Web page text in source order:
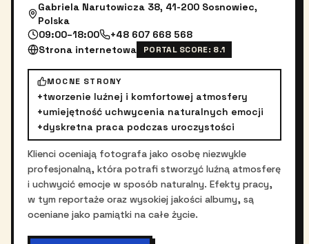
Gabriela Narutowicza 38, 41-200 Sosnowiec,
Polska
09:00–18:00
+48 607 668 568
Strona internetowa
PORTAL SCORE: 8.1
MOCNE STRONY
+tworzenie luźnej i komfortowej atmosfery
+umiejętność uchwycenia naturalnych emocji
+dyskretna praca podczas uroczystości
Klienci oceniają fotografa jako osobę niezwykle
profesjonalną, która potrafi stworzyć luźną atmosferę
i uchwycić emocje w sposób naturalny. Efekty pracy,
w tym reportaże oraz wysokiej jakości albumy, są
oceniane jako pamiątki na całe życie.